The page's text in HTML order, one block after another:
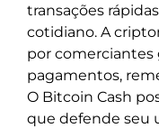
transações
cotidiano. A
por comerciantes
pagamentos,
O Bitcoin Cash
que defende seu